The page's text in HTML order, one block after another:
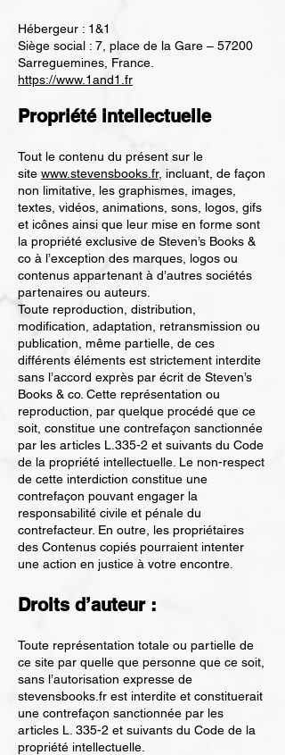
Hébergeur : 1&1
Siège social : 7, place de la Gare – 57200
Sarreguemines, France.
https://www.1and1.fr
Propriété intellectuelle
Tout le contenu du présent sur le
site www.stevensbooks.fr, incluant, de façon
non limitative, les graphismes, images,
textes, vidéos, animations, sons, logos, gifs
et icônes ainsi que leur mise en forme sont
la propriété exclusive de Steven’s Books &
co à l’exception des marques, logos ou
contenus appartenant à d’autres sociétés
partenaires ou auteurs.
Toute reproduction, distribution,
modification, adaptation, retransmission ou
publication, même partielle, de ces
différents éléments est strictement interdite
sans l’accord exprès par écrit de Steven’s
Books & co. Cette représentation ou
reproduction, par quelque procédé que ce
soit, constitue une contrefaçon sanctionnée
par les articles L.335-2 et suivants du Code
de la propriété intellectuelle. Le non-respect
de cette interdiction constitue une
contrefaçon pouvant engager la
responsabilité civile et pénale du
contrefacteur. En outre, les propriétaires
des Contenus copiés pourraient intenter
une action en justice à votre encontre.
Droits d’auteur :
Toute représentation totale ou partielle de
ce site par quelle que personne que ce soit,
sans l’autorisation expresse de
stevensbooks.fr est interdite et constituerait
une contrefaçon sanctionnée par les
articles L. 335-2 et suivants du Code de la
propriété intellectuelle.